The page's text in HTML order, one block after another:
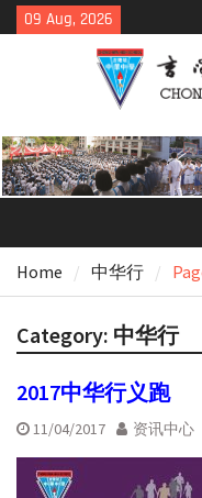
Skip
to
09 Aug, 2026
Home 中华行
Category: 中华行
2017中华行义跑
11/04/2017 资讯中心